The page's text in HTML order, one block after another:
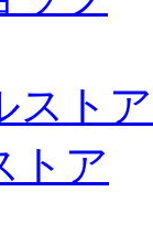
スト
トア